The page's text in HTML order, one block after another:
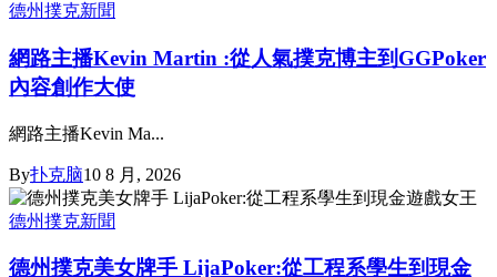
德州撲克新聞
網路主播Kevin Martin :從人氣撲克博主到GGPoker
內容創作大使
網路主播Kevin Ma...
By扑克脑10 8 月, 2026
德州撲克新聞
德州撲克美女牌手 LijaPoker:從工程系學生到現金